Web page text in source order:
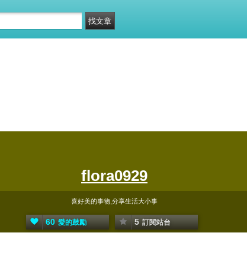
flora0929
喜好美的事物,分享生活大小事
60 愛的鼓勵 5 訂閱站台